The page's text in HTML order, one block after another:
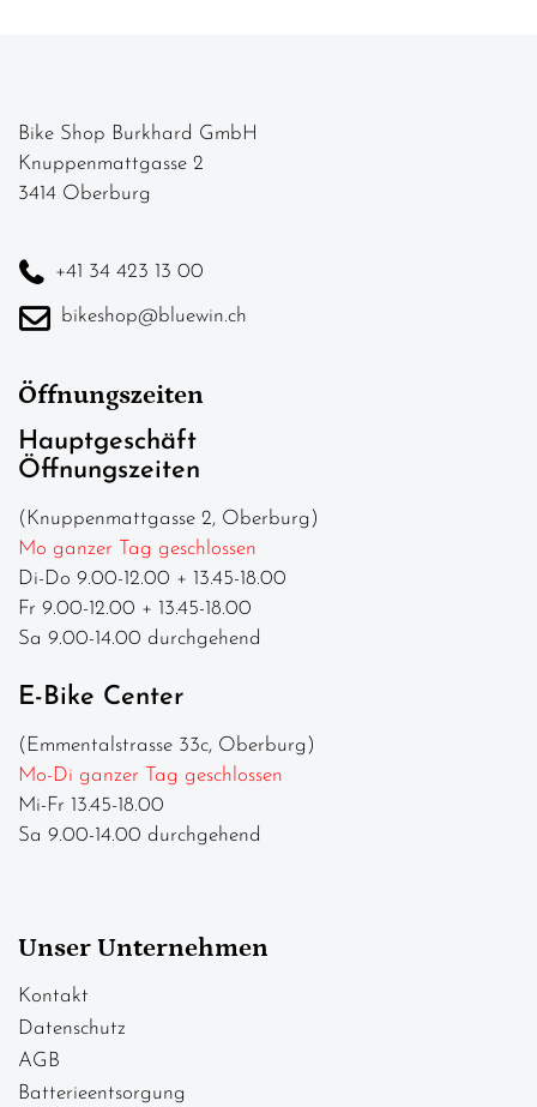
Bike Shop Burkhard GmbH
Knuppenmattgasse 2
3414 Oberburg
+41 34 423 13 00
bikeshop@bluewin.ch
Öffnungszeiten
Hauptgeschäft
Öffnungszeiten
(Knuppenmattgasse 2, Oberburg)
Mo ganzer Tag geschlossen
Di-Do 9.00-12.00 + 13.45-18.00
Fr 9.00-12.00 + 13.45-18.00
Sa 9.00-14.00 durchgehend
E-Bike Center
(Emmentalstrasse 33c, Oberburg)
Mo-Di ganzer Tag geschlossen
Mi-Fr 13.45-18.00
Sa 9.00-14.00 durchgehend
Unser Unternehmen
Kontakt
Datenschutz
AGB
Batterieentsorgung